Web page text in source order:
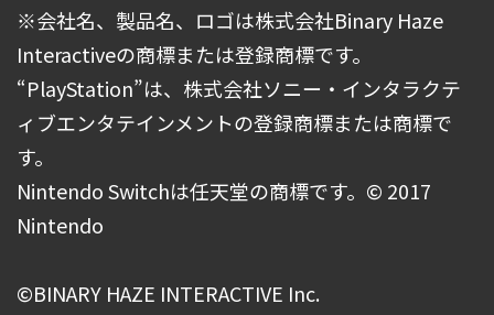
※会社名、製品名、ロゴは株式会社Binary Haze
Interactiveの商標または登録商標です。
“PlayStation”は、株式会社ソニー・インタラクテ
ィブエンタテインメントの登録商標または商標で
す。
Nintendo Switchは任天堂の商標です。© 2017
Nintendo
©BINARY HAZE INTERACTIVE Inc.